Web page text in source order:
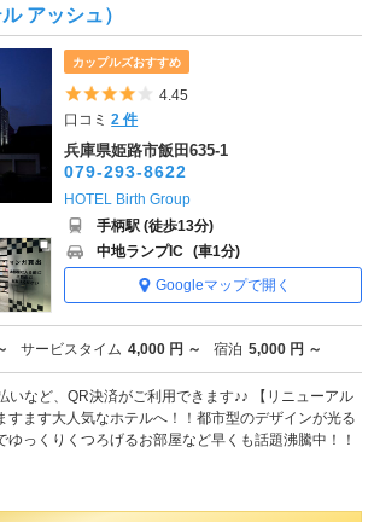
アッシュ）
カップルズおすすめ
5つ星のうち4
4.45
口コミ2 件
兵庫県姫路市飯田635-1
079-293-8622
HOTEL Birth Group
手柄駅 (徒歩13分)
中地ランプIC (車1分)
Googleマップで開く
サービスタイム 4,000 円 ～ 宿泊 5,000 円 ～
いなど、QR決済がご利用できます♪♪ 【リニューアル
すます大人気なホテルへ！！都市型のデザインが光る
ゆっくりくつろげるお部屋など早くも話題沸騰中！！